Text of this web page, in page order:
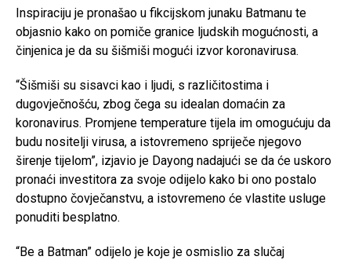
Inspiraciju je pronašao u fikcijskom junaku Batmanu te
objasnio kako on pomiče granice ljudskih mogućnosti, a
činjenica je da su šišmiši mogući izvor koronavirusa.
“Šišmiši su sisavci kao i ljudi, s različitostima i
dugovječnošću, zbog čega su idealan domaćin za
koronavirus. Promjene temperature tijela im omogućuju da
budu nositelji virusa, a istovremeno spriječe njegovo
širenje tijelom”, izjavio je Dayong nadajući se da će uskoro
pronaći investitora za svoje odijelo kako bi ono postalo
dostupno čovječanstvu, a istovremeno će vlastite usluge
ponuditi besplatno.
“Be a Batman” odijelo je koje je osmislio za slučaj